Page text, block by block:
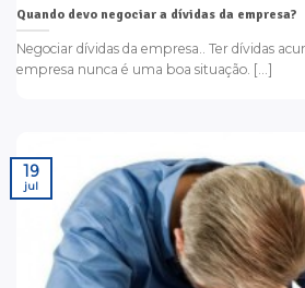
Quando devo negociar a dívidas da empresa?
Negociar dívidas da empresa.. Ter dívidas
empresa nunca é uma boa situação. [...]
19
jul